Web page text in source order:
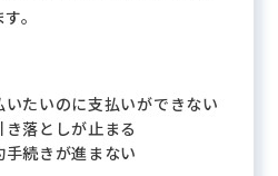
。
たいのに支払いができない
落としが止まる
続きが進まない